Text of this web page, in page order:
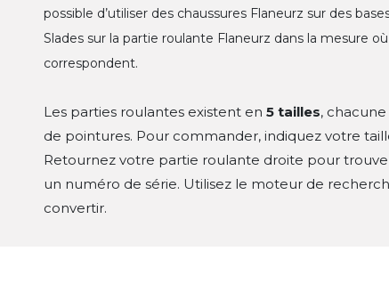
possible d’utiliser des chaussures Flaneurz sur des
Slades sur la partie roulante Flaneurz dans la mesure
correspondent.
Les parties roulantes existent en5 tailles,
de pointures. Pour commander, indiquez votre
Retournez votre partie roulante droite pour
un numéro de série. Utilisez le moteur de
convertir.